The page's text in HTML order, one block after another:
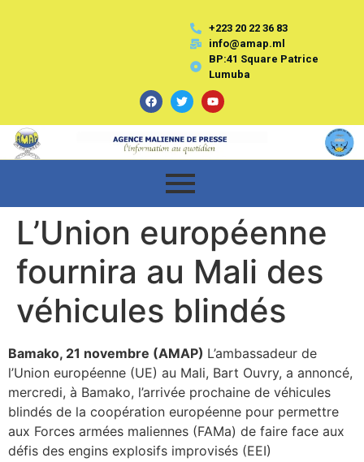
+223 20 22 36 83
info@amap.ml
BP:41 Square Patrice
Lumuba
L’Union européenne
fournira au Mali des
véhicules blindés
Bamako, 21 novembre (AMAP) L’ambassadeur de
l’Union européenne (UE) au Mali, Bart Ouvry, a annoncé,
mercredi, à Bamako, l’arrivée prochaine de véhicules
blindés de la coopération européenne pour permettre
aux Forces armées maliennes (FAMa) de faire face aux
défis des engins explosifs improvisés (EEI)